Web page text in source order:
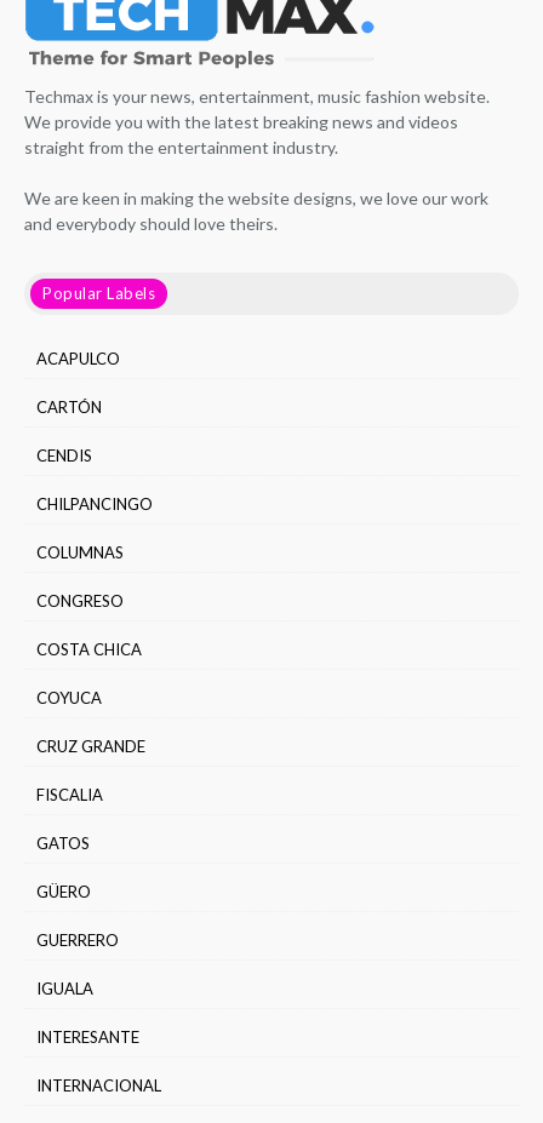
Techmax is your news, entertainment, music fashion website.
We provide you with the latest breaking news and videos
straight from the entertainment industry.
We are keen in making the website designs, we love our work
and everybody should love theirs.
Popular Labels
ACAPULCO
CARTÓN
CENDIS
CHILPANCINGO
COLUMNAS
CONGRESO
COSTA CHICA
COYUCA
CRUZ GRANDE
FISCALIA
GATOS
GÜERO
GUERRERO
IGUALA
INTERESANTE
INTERNACIONAL